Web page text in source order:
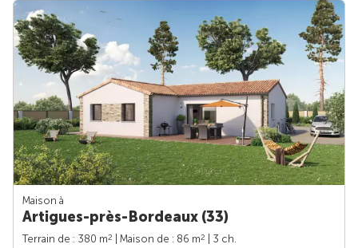
Maison à
Artigues-près-Bordeaux (33)
Terrain de : 380 m2 | Maison de : 86 m2
| 3 ch.